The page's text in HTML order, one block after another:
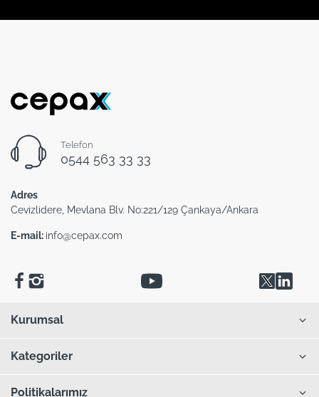
Telefon
0544 563 33 33
Adres
Cevizlidere, Mevlana Blv. No:221/129 Çankaya/Ankara
E-mail: info@cepax.com
Kurumsal
Kategoriler
Politikalarımız